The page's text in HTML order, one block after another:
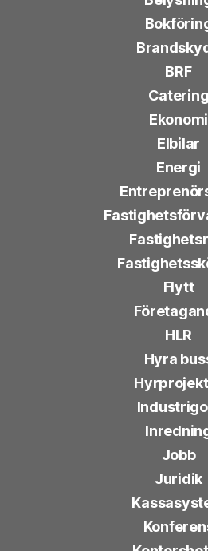
BRF
Catering
Ekonomi
Elbilar
Energi
Flytt
HLR
Hyra
Jobb
Juridik